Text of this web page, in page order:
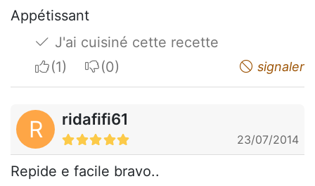
Appétissant
J'ai cuisiné cette recette
I apreciateI do not appreciate signaler
R ridafifi61
23/07/2014
Repide e facile bravo..